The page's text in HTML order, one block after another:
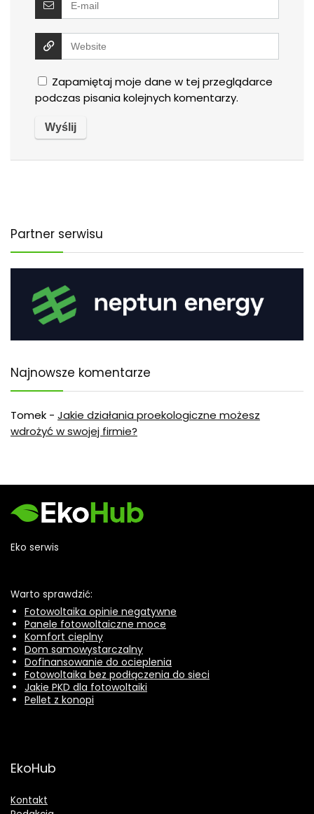
Zapamiętaj moje dane w tej przeglądarce
podczas pisania kolejnych komentarzy.
Partner serwisu
Najnowsze komentarze
Tomek - Jakie działania proekologiczne możesz
wdrożyć w swojej firmie?
Eko serwis
Warto sprawdzić:
Fotowoltaika opinie negatywne
Panele fotowoltaiczne moce
Komfort cieplny
Dom samowystarczalny
Dofinansowanie do ocieplenia
Fotowoltaika bez podłączenia do sieci
Jakie PKD dla fotowoltaiki
Pellet z konopi
EkoHub
Kontakt